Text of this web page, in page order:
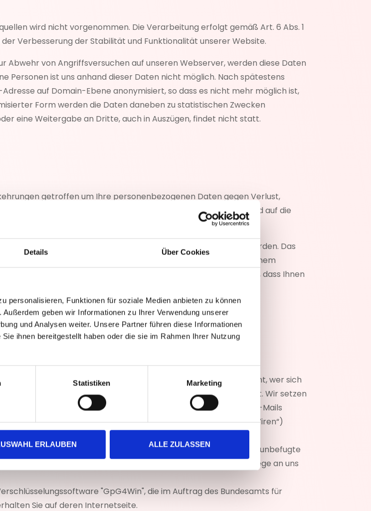
Details Über Cookies
personalisieren, Funktionen für soziale Medien anbieten zu können
geben wir Informationen zu Ihrer Verwendung unserer
und Analysen weiter. Unsere Partner führen diese Informationen
ihnen bereitgestellt haben oder die sie im Rahmen Ihrer Nutzung
Statistiken Marketing
ERLAUBEN ALLE ZULASSEN
wird nicht vorgenommen. Die Verarbeitung erfolgt gemäß Art. 6 Abs. 1
Verbesserung der Stabilität und Funktionalität unserer Website.
Abwehr von Angriffsversuchen auf unseren Webserver, werden diese Daten
Personen ist uns anhand dieser Daten nicht möglich. Nach spätestens
auf Domain-Ebene anonymisiert, so dass es nicht mehr möglich ist,
Form werden die Daten daneben zu statistischen Zwecken
eine Weitergabe an Dritte, auch in Auszügen, findet nicht statt.
getroffen um Ihre personenbezogenen Daten gegen Verlust,
All unsere Mitarbeiter sowie für uns tätige Dienstleister sind auf die
werden diese verschlüsselt bevor sie übertragen werden. Das
können. Unsere Sicherheitsvorkehrungen unterliegen dabei einem
werden ständig überarbeitet. Bitte stellen Sie sicher, dass Ihnen
(E-Mail) an uns senden, können möglicherweise auf dem
in der Regel auch Ihre Identität nicht überprüfen und wissen nicht, wer sich
durch einfache E-Mail ist daher nicht gewährleistet. Wir setzen
(„SPAM-Filter“) ein, die in seltenen Fällen auch normale E-Mails
und löschen. E-Mails, die schädigende Programme („Viren“)
empfehlen wir, diese zu verschlüsseln und zu signieren, um eine unbefugte
zu verhindern oder die Nachricht auf konventionellem Postwege an uns
"GpG4Win", die im Auftrag des Bundesamts für
Sie auf deren Internetseite.